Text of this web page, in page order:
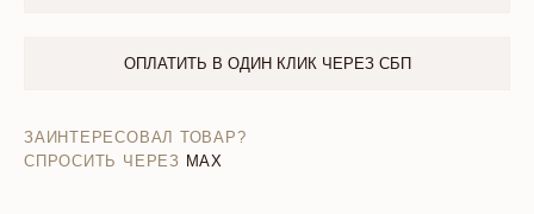
ОПЛАТИТЬ В ОДИН КЛИК ЧЕРЕЗ СБП
ЗАИНТЕРЕСОВАЛ ТОВАР?
СПРОСИТЬ ЧЕРЕЗ MAX